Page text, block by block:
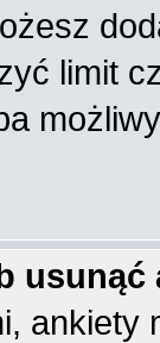
limit
usunąć